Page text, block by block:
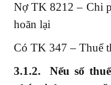
Nợ TK 8212 – Chi
hoãn lại
Có TK 347 – Thuế
3.1.2. Nếu số